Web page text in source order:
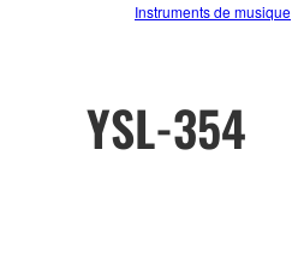
Instruments de musique
YSL-354